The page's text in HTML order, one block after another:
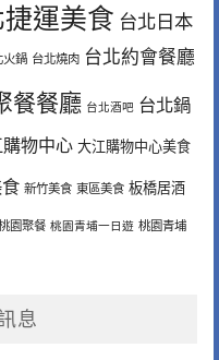
捷運美食 台北日本
火鍋 台北燒肉 台北約會餐廳
餐餐廳 台北酒吧 台北鍋
購物中心 大江購物中心美食
新竹美食 東區美食 板橋居酒
園聚餐 桃園青埔一日遊 桃園青埔
息